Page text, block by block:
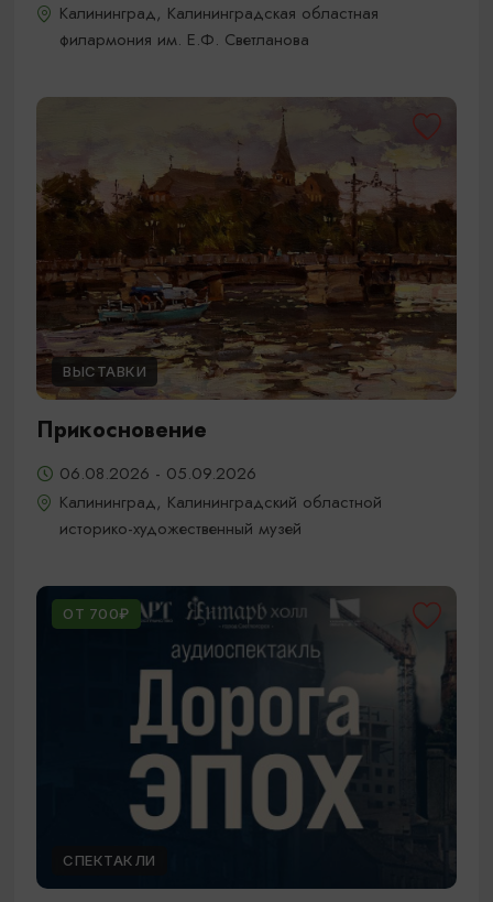
Калининград, Калининградская областная
филармония им. Е.Ф. Светланова
ВЫСТАВКИ
Прикосновение
06.08.2026 - 05.09.2026
Калининград, Калининградский областной
историко-художественный музей
ОТ 700₽
СПЕКТАКЛИ